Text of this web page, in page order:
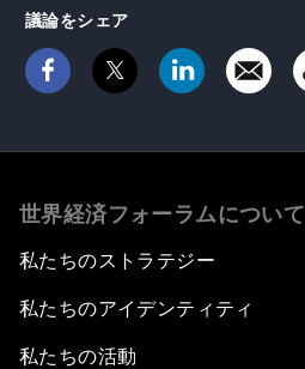
議論をシェア
世界経済フォーラムについて
私たちのストラテジー
私たちのアイデンティティ
私たちの活動